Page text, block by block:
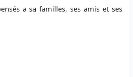
a sa familles, ses amis et ses